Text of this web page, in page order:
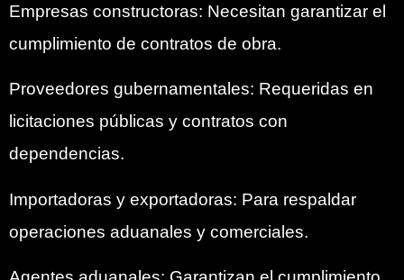
Empresas constructoras: Necesitan garantizar el
cumplimiento de contratos de obra.
Proveedores gubernamentales: Requeridas en
licitaciones públicas y contratos con
dependencias.
Importadoras y exportadoras: Para respaldar
operaciones aduanales y comerciales.